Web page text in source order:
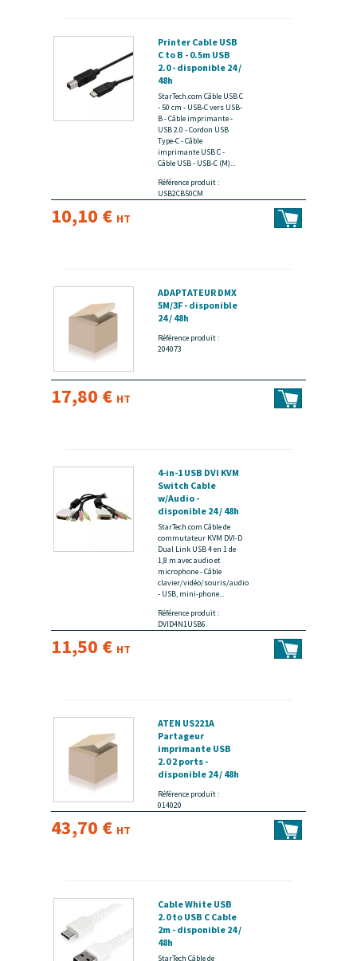
Printer Cable USB
C to B - 0.5m USB
2.0 - disponible 24 /
48h
StarTech.com Câble USB C
- 50 cm - USB-C vers USB-
B - Câble imprimante -
USB 2.0 - Cordon USB
Type-C - Câble
imprimante USB C -
Câble USB - USB-C (M)...
Référence produit :
USB2CB50CM
10,10 € HT
ADAPTATEUR DMX
5M/3F - disponible
24 / 48h
Référence produit :
204073
17,80 € HT
4-in-1 USB DVI KVM
Switch Cable
w/Audio -
disponible 24 / 48h
StarTech.com Câble de
commutateur KVM DVI-D
Dual Link USB 4 en 1 de
1,8 m avec audio et
microphone - Câble
clavier/vidéo/souris/audio
- USB, mini-phone...
Référence produit :
DVID4N1USB6
11,50 € HT
ATEN US221A
Partageur
imprimante USB
2.0 2 ports -
disponible 24 / 48h
Référence produit :
014020
43,70 € HT
Cable White USB
2.0 to USB C Cable
2m - disponible 24 /
48h
StarTech Câble de